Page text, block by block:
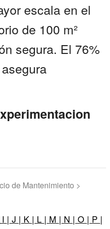
escala en el
de 100 m²
segura. El 76%
de Mantenimiento >
I | J | K | L | M | N | O | P |